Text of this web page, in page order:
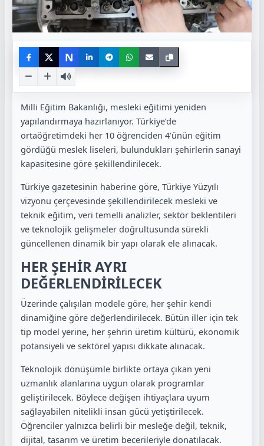
N
Milli Eğitim Bakanlığı, mesleki eğitimi yeniden
yapılandırmaya hazırlanıyor. Türkiye’de
ortaöğretimdeki her 10 öğrenciden 4’ünün eğitim
gördüğü meslek liseleri, bulundukları şehirlerin sanayi
kapasitesine göre şekillendirilecek.
Türkiye gazetesinin haberine göre, Türkiye Yüzyılı
vizyonu çerçevesinde şekillendirilecek mesleki ve
teknik eğitim, veri temelli analizler, sektör beklentileri
ve teknolojik gelişmeler doğrultusunda sürekli
güncellenen dinamik bir yapı olarak ele alınacak.
HER ŞEHİR AYRI
DEĞERLENDİRİLECEK
Üzerinde çalışılan modele göre, her şehir kendi
dinamiğine göre değerlendirilecek. Bütün iller için tek
tip model yerine, her şehrin üretim kültürü, ekonomik
potansiyeli ve sektörel yapısı dikkate alınacak.
Teknolojik dönüşümle birlikte ortaya çıkan yeni
uzmanlık alanlarına uygun olarak programlar
geliştirilecek. Böylece değişen ihtiyaçlara uyum
sağlayabilen nitelikli insan gücü yetiştirilecek.
Öğrenciler yalnızca belirli bir mesleğe değil, teknik,
dijital, tasarım ve üretim becerileriyle donatılacak.